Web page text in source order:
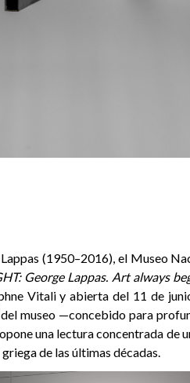
(1950–2016), el Museo
George Lappas. Art always
Vitali y abierta del 11 de
museo —concebido para
una lectura concentrada de
de las últimas décadas.